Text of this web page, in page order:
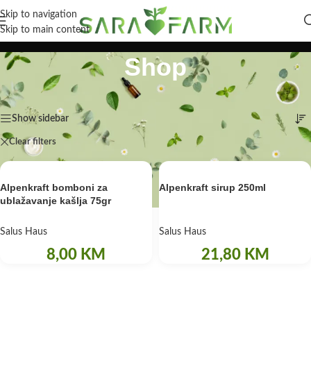
Skip to navigation
Skip to main content
Shop
Početna Shop Prikaz svih 2 rezultata
Show sidebar
Clear filters Salus Haus
Alpenkraft bomboni za
ublažavanje kašlja 75gr
Salus Haus
8,00 KM
Alpenkraft sirup 250ml
Salus Haus
21,80 KM